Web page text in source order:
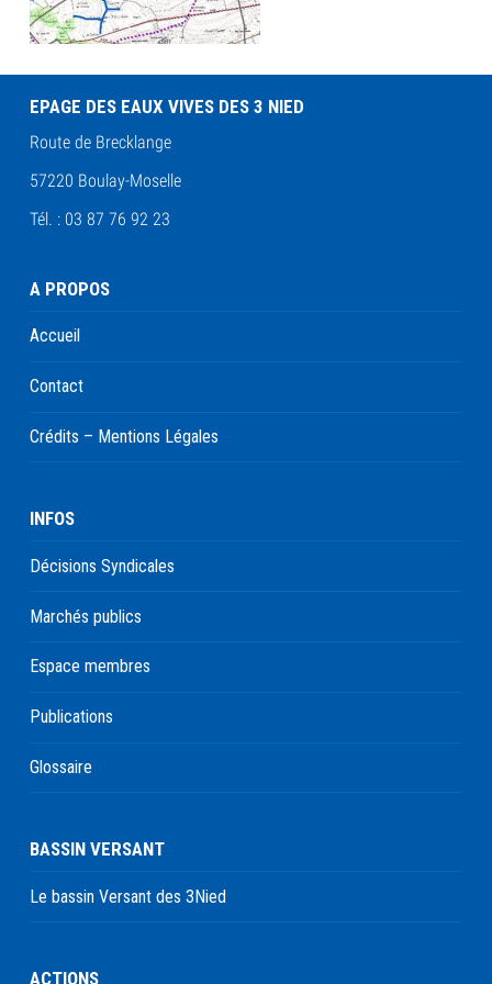
EPAGE DES EAUX VIVES DES 3 NIED
Route de Brecklange
57220 Boulay-Moselle
Tél. : 03 87 76 92 23
A PROPOS
Accueil
Contact
Crédits – Mentions Légales
INFOS
Décisions Syndicales
Marchés publics
Espace membres
Publications
Glossaire
BASSIN VERSANT
Le bassin Versant des 3Nied
ACTIONS